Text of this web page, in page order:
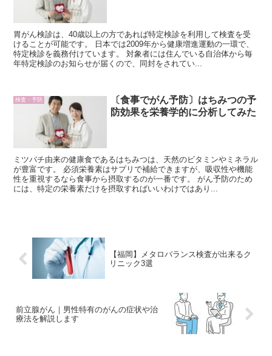
胃がん検診は、40歳以上の方であれば特定検診を利用して検査を受
けることが可能です。 日本では2009年から健康増進運動の一環で、
特定検診を義務付けています。 対象者には住んでいる自治体から毎
年特定検診のお知らせが届くので、同封をされてい...
検査・予防
〔食事でがん予防〕はちみつの予
防効果を栄養学的に分析してみた
ミツバチ由来の健康食であるはちみつは、天然のビタミンやミネラル
が豊富です。 必須栄養素はサプリで補給できますが、吸収性や機能
性を重視するなら食事から摂取するのが一番です。 がん予防のため
には、特定の栄養素だけを摂取すればいいわけではあり...
【福岡】メタロバランス検査が出来るク
リニック3選
前立腺がん｜男性特有のがんの症状や治
療法を解説します